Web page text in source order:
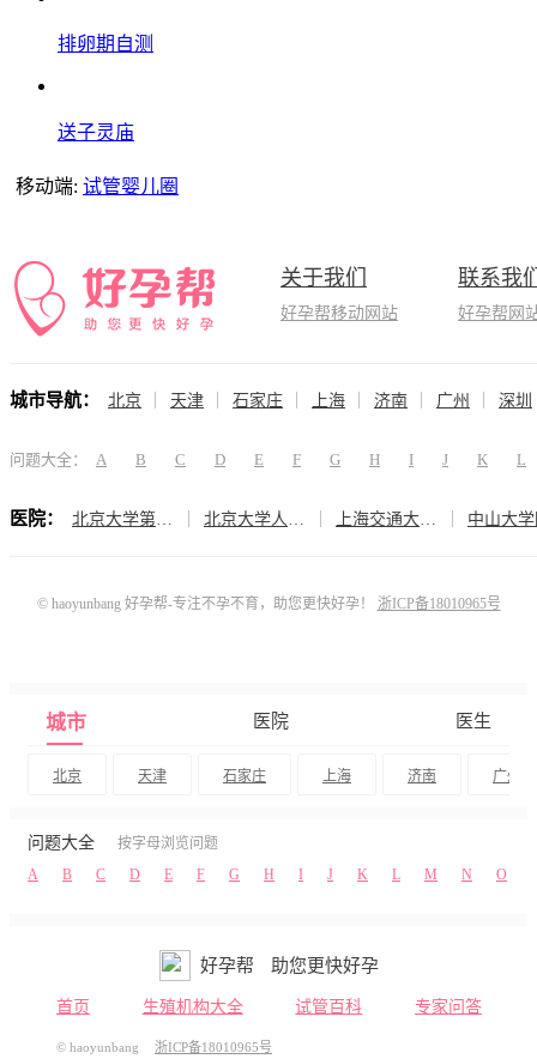
排卵期自测
送子灵庙
移动端: 试管婴儿圈
关于我们
好孕帮移动网站
联系我
好孕帮网
城市导航： 北京 天津 石家庄 上海 济南 广州 深圳
问题大全： A B C D E F G H I J K L
医院： 北京大学第三医院（生殖医学中心） 北京大学人民医院（计划生育与生殖医学科） 上海交通大学医学院附属仁济医院（生殖医学科）
© haoyunbang 好孕帮-专注不孕不育，助您更快好孕！ 浙ICP备18010965号
城市 医院 医生
北京 天津 石家庄 上海 济南 广州
问题大全
按字母浏览问题
A
B C D E F G H I J K L M N O
好孕帮 助您更快好孕
首页 生殖机构大全 试管百科 专家问答
© haoyunbang 浙ICP备18010965号